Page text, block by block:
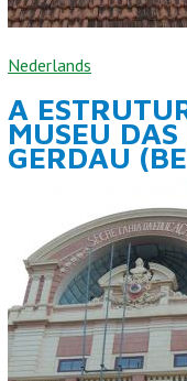
Nederlands
A
MUSEU
GERDAU